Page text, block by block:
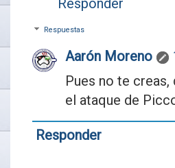
Responder
Respuestas
Aarón Moreno
Pues no te
el ataque de
Responder